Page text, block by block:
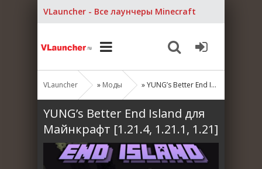
VLauncher - Все лаунчеры Minecraft
VLauncher » Моды » YUNG’s Better End Island для Майнкрафт [1.21.4, 1.21.1, 1.21]
YUNG’s Better End Island для
Майнкрафт [1.21.4, 1.21.1, 1.21]